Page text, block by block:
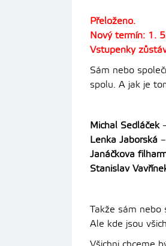
Přeloženo.
Nový termín: 1.
Vstupenky
Sám nebo
spolu. A jak je
Michal Sedláček
Lenka Jaborská
Janáčkova
Stanislav
Takže sám nebo
Ale kde jsou